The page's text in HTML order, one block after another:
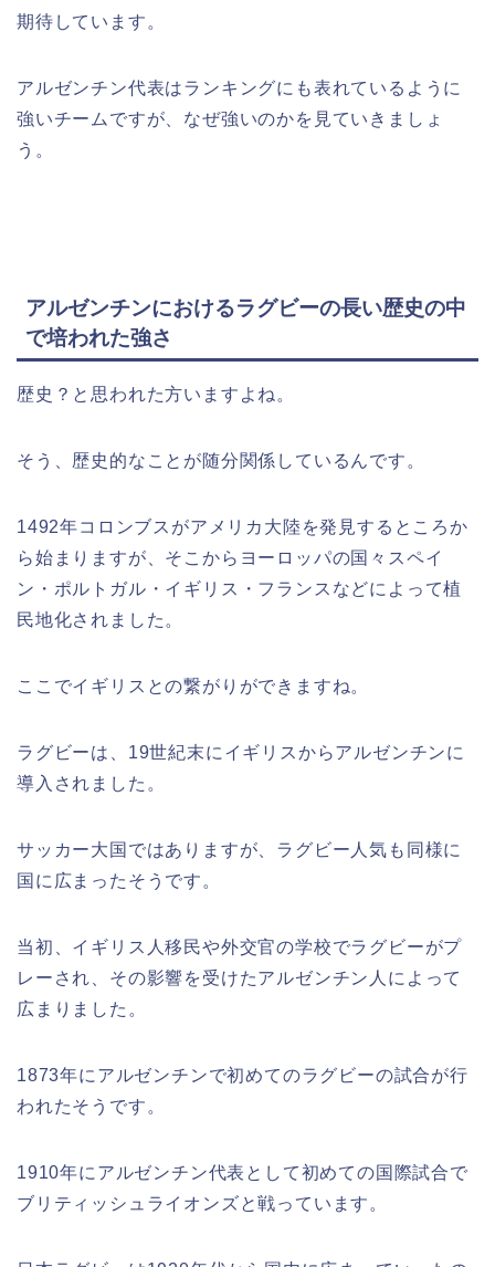
期待しています。
アルゼンチン代表はランキングにも表れているように
強いチームですが、なぜ強いのかを見ていきましょ
う。
アルゼンチンにおけるラグビーの長い歴史の中
で培われた強さ
歴史？と思われた方いますよね。
そう、歴史的なことが随分関係しているんです。
1492年コロンブスがアメリカ大陸を発見するところか
ら始まりますが、そこからヨーロッパの国々スペイ
ン・ポルトガル・イギリス・フランスなどによって植
民地化されました。
ここでイギリスとの繋がりができますね。
ラグビーは、19世紀末にイギリスからアルゼンチンに
導入されました。
サッカー大国ではありますが、ラグビー人気も同様に
国に広まったそうです。
当初、イギリス人移民や外交官の学校でラグビーがプ
レーされ、その影響を受けたアルゼンチン人によって
広まりました。
1873年にアルゼンチンで初めてのラグビーの試合が行
われたそうです。
1910年にアルゼンチン代表として初めての国際試合で
ブリティッシュライオンズと戦っています。